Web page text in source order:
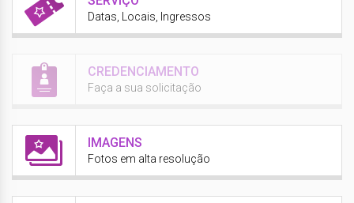
Datas, Locais, Ingressos
CREDENCIAMENTO
Faça a sua solicitação
IMAGENS
Fotos em alta resolução